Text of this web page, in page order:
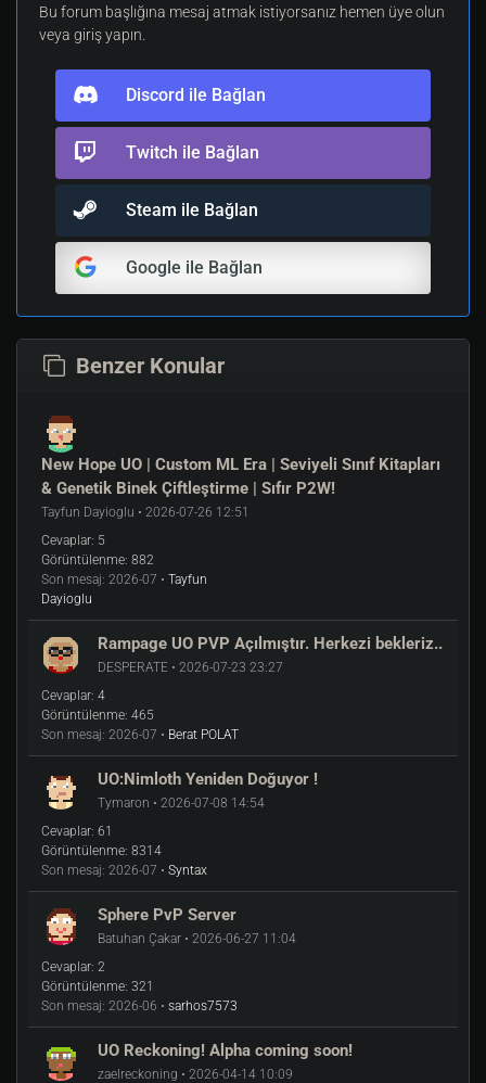
Bu forum başlığına mesaj atmak istiyorsanız hemen üye olun
veya giriş yapın.
Discord ile Bağlan
Twitch ile Bağlan
Steam ile Bağlan
Google ile Bağlan
Benzer Konular
New Hope UO | Custom ML Era | Seviyeli Sınıf Kitapları
& Genetik Binek Çiftleştirme | Sıfır P2W!
Tayfun Dayioglu • 2026-07-26 12:51
Cevaplar: 5
Görüntülenme: 882
Son mesaj: 2026-07 • Tayfun
Dayioglu
Rampage UO PVP Açılmıştır. Herkezi bekleriz..
DESPERATE • 2026-07-23 23:27
Cevaplar: 4
Görüntülenme: 465
Son mesaj: 2026-07 • Berat POLAT
UO:Nimloth Yeniden Doğuyor !
Tymaron • 2026-07-08 14:54
Cevaplar: 61
Görüntülenme: 8314
Son mesaj: 2026-07 • Syntax
Sphere PvP Server
Batuhan Çakar • 2026-06-27 11:04
Cevaplar: 2
Görüntülenme: 321
Son mesaj: 2026-06 • sarhos7573
UO Reckoning! Alpha coming soon!
zaelreckoning • 2026-04-14 10:09